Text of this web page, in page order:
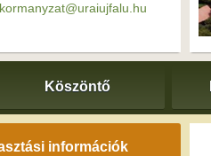
Köszöntő
információk